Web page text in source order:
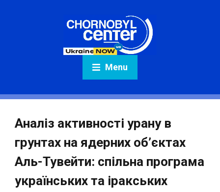
Menu
Аналіз активності урану в
грунтах на ядерних об’єктах
Аль-Тувейти: спільна програма
українських та іракських